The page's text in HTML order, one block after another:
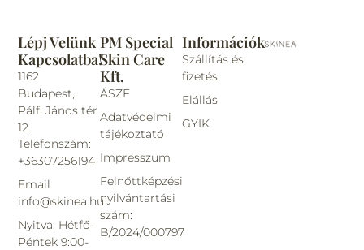
Információk
Szállítás és
fizetés
Elállás
GYIK
PM Special
Skin Care
Kft.
ÁSZF
Adatvédelmi
tájékoztató
Impresszum
Felnőttképzési
nyilvántartási
szám:
B/2024/000797
Lépj Velünk
Kapcsolatba!
1162
Budapest,
Pálfi János tér
12.
Telefonszám:
+36307256194
Email:
info@skinea.hu
Nyitva: Hétfő-
Péntek 9:00-